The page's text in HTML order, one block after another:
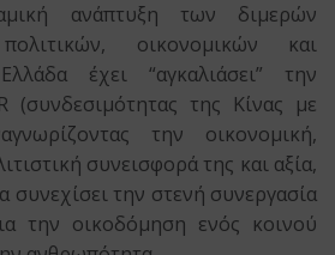
ανάπτυξη των διμερών
οικονομικών και
έχει “αγκαλιάσει” την
(συνδεσιμότητας της Κίνας με
την οικονομική,
συνεισφορά της και αξία,
συνεχίσει την στενή συνεργασία
την οικοδόμηση ενός κοινού